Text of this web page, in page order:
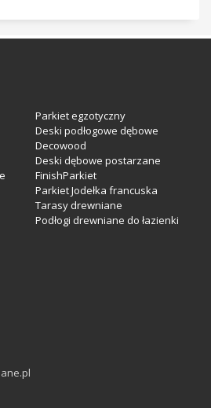
Parkiet egzotyczny
Deski podłogowe dębowe
Decowood
Deski dębowe postarzane
FinishParkiet
Parkiet Jodełka francuska
Tarasy drewniane
Podłogi drewniane do łazienki